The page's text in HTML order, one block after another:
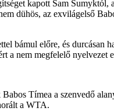
kapott Sam
dühös, az exvilágelső
bámul előre, és durcásan
a nem megfelelő nyelvezet
Tímea a szenvedő
a WTA.